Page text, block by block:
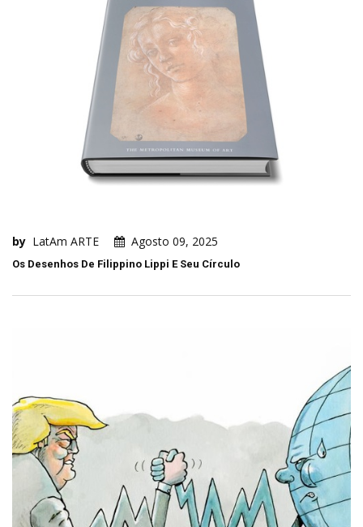
by LatAm ARTE Agosto 09, 2025
Os Desenhos De Filippino Lippi E Seu Círculo